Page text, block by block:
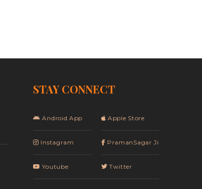
STAY CONNECT
Android App
Instagram
Youtube
Apple Store
PramanSagar Ji
Twitter